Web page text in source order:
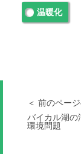
温暖化
＜ 前のペー
バイカル湖の
環境問題